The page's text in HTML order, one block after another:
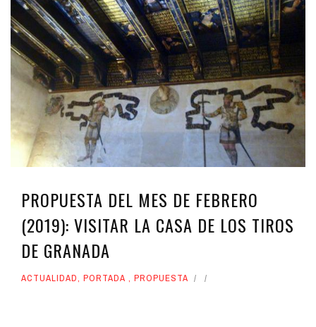
PROPUESTA DEL MES DE FEBRERO
(2019): VISITAR LA CASA DE LOS TIROS
DE GRANADA
ACTUALIDAD, PORTADA , PROPUESTA